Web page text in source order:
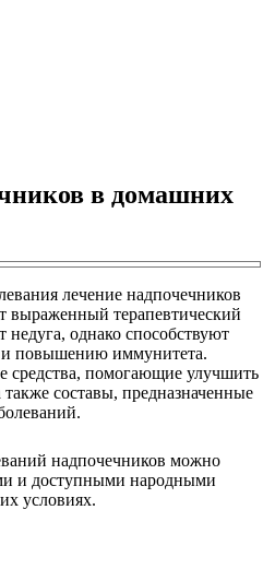
в домашних
лечение надпочечников
выраженный терапевтический
недуга, однако способствуют
повышению иммунитета.
средства, помогающие улучшить
составы, предназначенные
надпочечников можно
и доступными народными
условиях.